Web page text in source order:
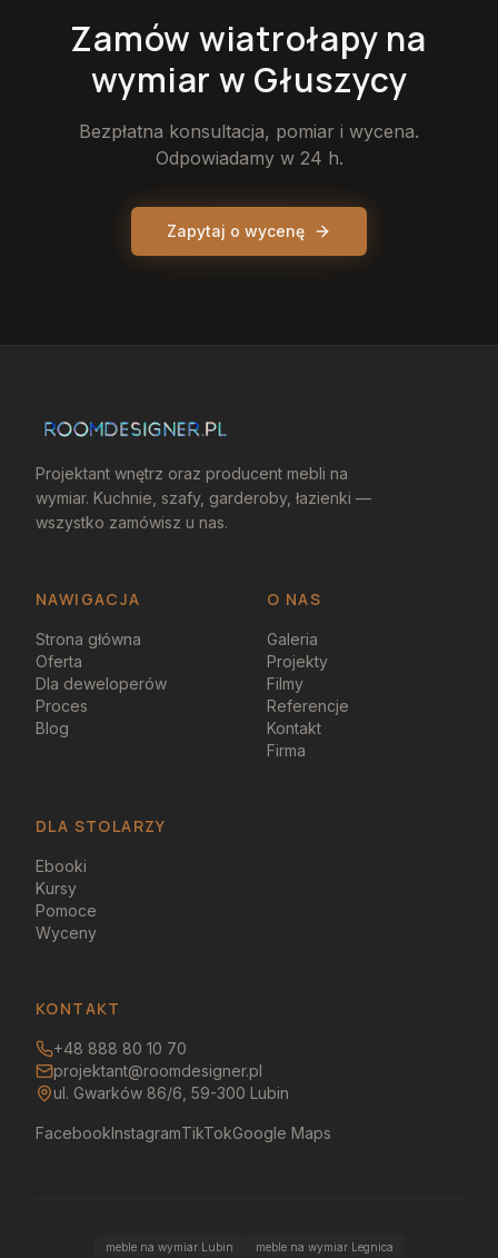
Zamów wiatrołapy na
wymiar w Głuszycy
Bezpłatna konsultacja, pomiar i wycena.
Odpowiadamy w 24 h.
Zapytaj o wycenę
Projektant wnętrz oraz producent mebli na
wymiar. Kuchnie, szafy, garderoby, łazienki —
wszystko zamówisz u nas.
NAWIGACJA O NAS
Strona główna
Oferta
Dla deweloperów
Proces
Blog
Galeria
Projekty
Filmy
Referencje
Kontakt
Firma
DLA STOLARZY
Ebooki
Kursy
Pomoce
Wyceny
KONTAKT
+48 888 80 10 70
projektant@roomdesigner.pl
ul. Gwarków 86/6, 59-300 Lubin
FacebookInstagramTikTokGoogle Maps
meble na wymiar Lubin
meble na wymiar Legnica